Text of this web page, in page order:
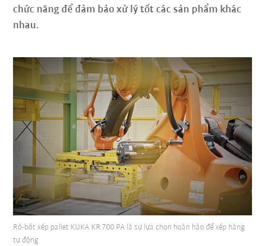
chức năng để đảm bảo xử lý tốt các sản phẩm khác
nhau.
Rô-bốt xếp pallet KUKA KR 700 PA là sự lựa chọn hoàn hảo để xếp hàng
tự động